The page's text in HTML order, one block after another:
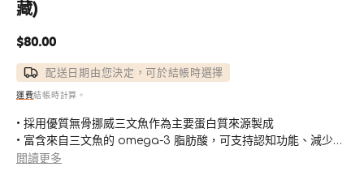
藏)
定
價
$80.00
配送日期由您決定，可於結帳時選擇
運費結帳時計算。
• 採用優質無骨挪威三文魚作為主要蛋白質來源製成
• 富含來自三文魚的 omega-3 脂肪酸，可支持認知功能、減少發
炎並促進皮膚/毛髮健康
閲讀更多